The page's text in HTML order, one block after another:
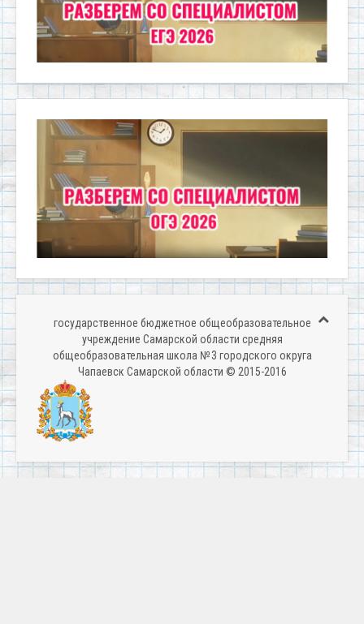
государственное бюджетное общеобразовательное
учреждение Самарской области средняя
общеобразовательная школа № 3 городского округа
Чапаевск Самарской области © 2015-2016